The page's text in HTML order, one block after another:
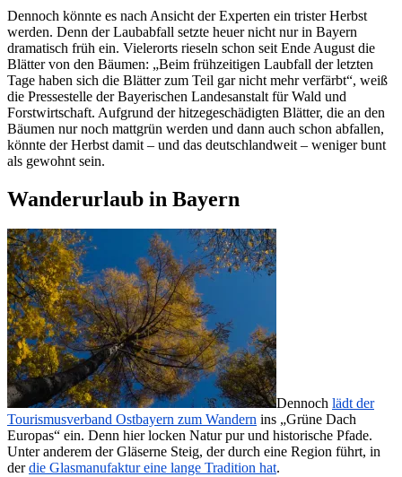
Dennoch könnte es nach Ansicht der Experten ein trister Herbst
werden. Denn der Laubabfall setzte heuer nicht nur in Bayern
dramatisch früh ein. Vielerorts rieseln schon seit Ende August die
Blätter von den Bäumen: „Beim frühzeitigen Laubfall der letzten
Tage haben sich die Blätter zum Teil gar nicht mehr verfärbt“, weiß
die Pressestelle der Bayerischen Landesanstalt für Wald und
Forstwirtschaft. Aufgrund der hitzegeschädigten Blätter, die an den
Bäumen nur noch mattgrün werden und dann auch schon abfallen,
könnte der Herbst damit – und das deutschlandweit – weniger bunt
als gewohnt sein.
Wanderurlaub in Bayern
Dennoch lädt der
Tourismusverband Ostbayern zum Wandern ins „Grüne Dach
Europas“ ein. Denn hier locken Natur pur und historische Pfade.
Unter anderem der Gläserne Steig, der durch eine Region führt, in
derdie Glasmanufaktur eine lange Tradition hat.